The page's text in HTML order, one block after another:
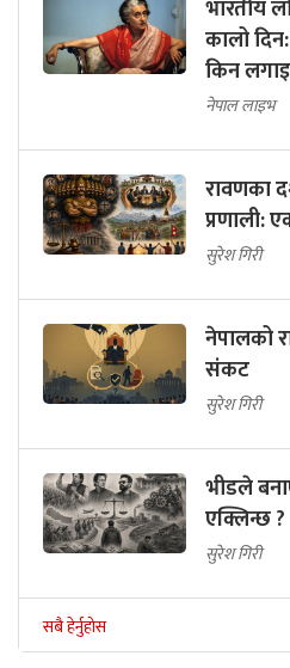
भारतीय
कालो
किन
नेपाल लाइभ
रावणका
प्रणाली:
सुरेश गिरी
नेपालको
संकट
सुरेश गिरी
भीडले
एक्लिन्छ ?
सुरेश गिरी
सबै हेर्नुहोस